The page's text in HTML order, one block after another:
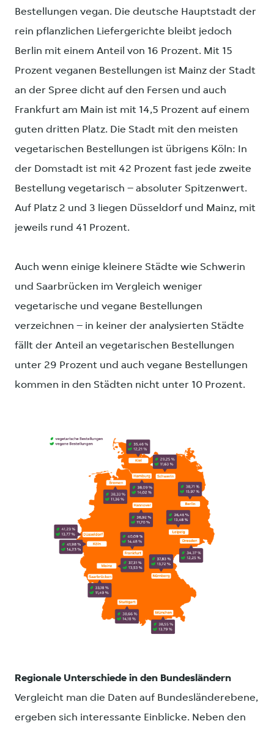
Bestellungen vegan. Die deutsche Hauptstadt der
rein pflanzlichen Liefergerichte bleibt jedoch
Berlin mit einem Anteil von 16 Prozent. Mit 15
Prozent veganen Bestellungen ist Mainz der Stadt
an der Spree dicht auf den Fersen und auch
Frankfurt am Main ist mit 14,5 Prozent auf einem
guten dritten Platz. Die Stadt mit den meisten
vegetarischen Bestellungen ist übrigens Köln: In
der Domstadt ist mit 42 Prozent fast jede zweite
Bestellung vegetarisch – absoluter Spitzenwert.
Auf Platz 2 und 3 liegen Düsseldorf und Mainz, mit
jeweils rund 41 Prozent.
Auch wenn einige kleinere Städte wie Schwerin
und Saarbrücken im Vergleich weniger
vegetarische und vegane Bestellungen
verzeichnen – in keiner der analysierten Städte
fällt der Anteil an vegetarischen Bestellungen
unter 29 Prozent und auch vegane Bestellungen
kommen in den Städten nicht unter 10 Prozent.
Regionale Unterschiede in den Bundesländern
Vergleicht man die Daten auf Bundesländerebene,
ergeben sich interessante Einblicke. Neben den